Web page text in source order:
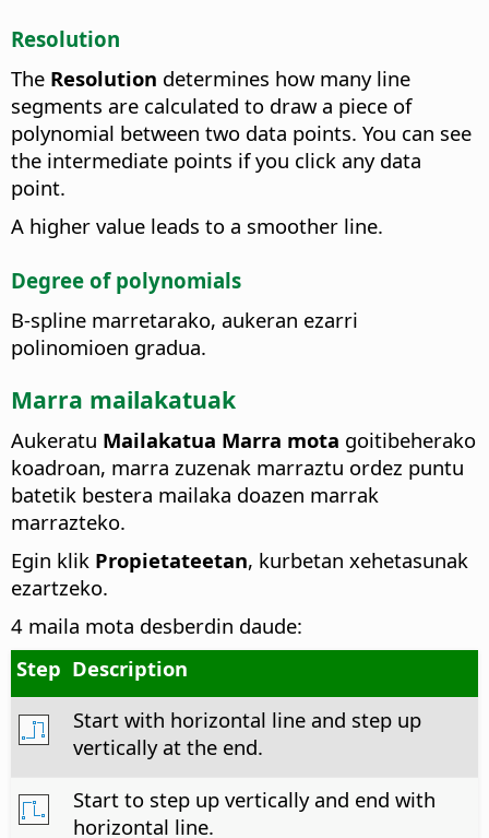
Resolution
The Resolution determines how many line
segments are calculated to draw a piece of
polynomial between two data points. You can see
the intermediate points if you click any data
point.
A higher value leads to a smoother line.
Degree of polynomials
B-spline marretarako, aukeran ezarri
polinomioen gradua.
Marra mailakatuak
Aukeratu Mailakatua Marra mota goitibeherako
koadroan, marra zuzenak marraztu ordez puntu
batetik bestera mailaka doazen marrak
marrazteko.
Egin klik Propietateetan, kurbetan xehetasunak
ezartzeko.
4 maila mota desberdin daude:
Step Description
Start with horizontal line and step up
vertically at the end.
Start to step up vertically and end with
horizontal line.